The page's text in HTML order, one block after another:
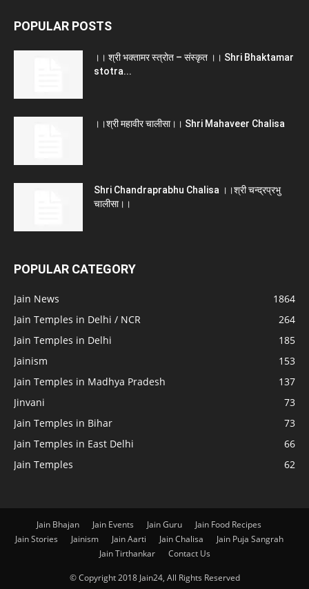
POPULAR POSTS
।। श्री भक्तामर स्त्रोत – संस्कृत ।। Shri Bhaktamar
stotra...
।।श्री महावीर चालीसा।। Shri Mahaveer Chalisa
Shri Chandraprabhu Chalisa ।।श्री चन्द्रप्रभु
चालीसा।।
POPULAR CATEGORY
Jain News
1864
Jain Temples in Delhi / NCR
264
Jain Temples in Delhi
185
Jainism
153
Jain Temples in Madhya Pradesh
137
Jinvani
73
Jain Temples in Bihar
73
Jain Temples in East Delhi
66
Jain Temples
62
Jain Bhajan Jain Events Jain Guru
Jain Food Recipes
Jain Stories
Jainism Jain Aarti Jain Chalisa
Jain Puja Sangrah
Jain Tirthankar
Contact Us
© Copyright 2018 Jain24, All Rights Reserved